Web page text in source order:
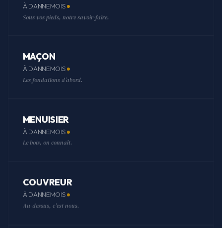
À DANNEMOIS
Sous vos pieds, notre savoir-faire.
MAÇON
À DANNEMOIS
Les fondations d'abord.
MENUISIER
À DANNEMOIS
Le bois, on connaît.
COUVREUR
À DANNEMOIS
Au-dessus, c'est nous.